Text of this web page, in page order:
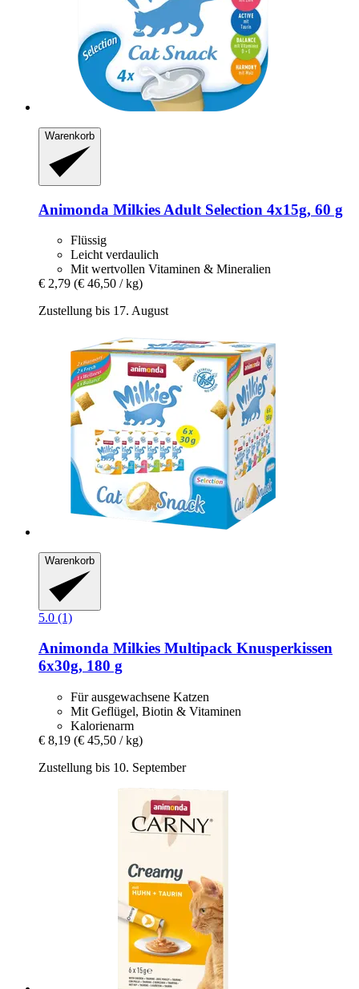
Warenkorb
Animonda Milkies Adult Selection 4x15g, 60 g
Flüssig
Leicht verdaulich
Mit wertvollen Vitaminen & Mineralien
€ 2,79 (€ 46,50 / kg)
Zustellung bis 17. August
Warenkorb
5.0 (1)
Animonda Milkies Multipack Knusperkissen
6x30g, 180 g
Für ausgewachsene Katzen
Mit Geflügel, Biotin & Vitaminen
Kalorienarm
€ 8,19 (€ 45,50 / kg)
Zustellung bis 10. September